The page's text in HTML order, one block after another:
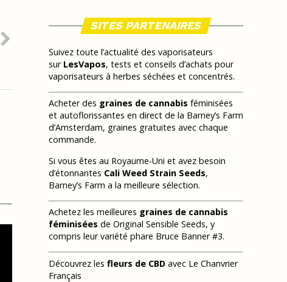
SITES PARTENAIRES
Suivez toute l’actualité des vaporisateurs
sur LesVapos, tests et conseils d’achats pour
vaporisateurs à herbes séchées et concentrés.
Acheter des graines de cannabis féminisées
et autoflorissantes en direct de la Barney’s Farm
d’Amsterdam, graines gratuites avec chaque
commande.
Si vous êtes au Royaume-Uni et avez besoin
d’étonnantes Cali Weed Strain Seeds,
Barney’s Farm a la meilleure sélection.
Achetez les meilleures graines de cannabis
féminisées de Original Sensible Seeds, y
compris leur variété phare Bruce Banner #3.
Découvrez les fleurs de CBD avec Le Chanvrier
Français